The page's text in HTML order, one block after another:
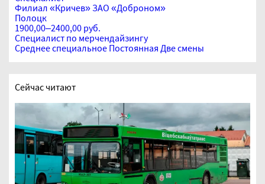
Филиал «Кричев» ЗАО «Доброном»
Полоцк
1900,00–2400,00 руб.
Специалист по мерчендайзингу
Среднее специальное Постоянная Две смены
Сейчас читают